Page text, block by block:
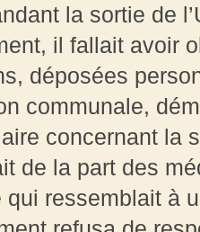
la sortie de
il fallait avoir
déposées
communale,
concernant la
de la part des
ressemblait à